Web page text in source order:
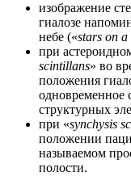
изображение
гиалозе
небе («stars on
при
scintillans» во
положения
одновременное
структурных
при «synchysis
положении
называемом
полости.